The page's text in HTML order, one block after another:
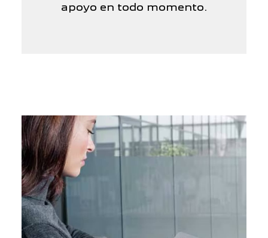
apoyo en todo momento.